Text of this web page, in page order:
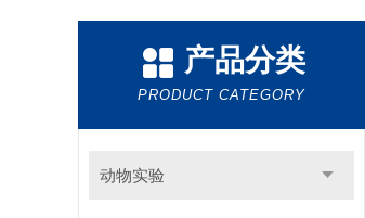
产品分类
PRODUCT CATEGORY
动物实验